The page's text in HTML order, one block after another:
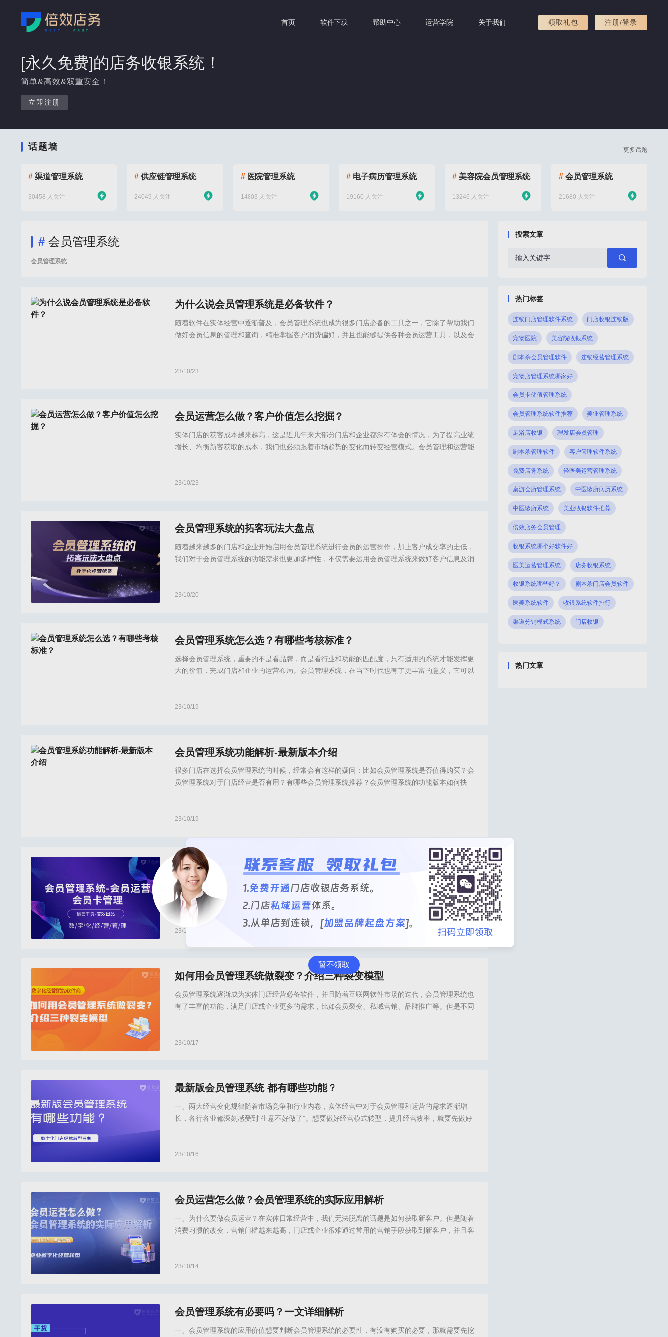
首页 软件下载 帮助中心 运营学院 关于我们 领取礼包 注册/登录
[永久免费]的店务收银系统！
简单&高效&双重安全！
立即注册
话题墙 更多话题
# 渠道管理系统
30458 人关注
# 供应链管理系统
24049 人关注
#医院管理系统
14803 人关注
#电子病历管理系统
19160 人关注
# 美容院会员管理系统
13246 人关注
#会员管理系统
21680 人关注
# 会员管理系统
会员管理系统
为什么说会员管理系统是必备软件？
随着软件在实体经营中逐渐普及，会员管理系统也成为很多门店必备的工具之一，它除了帮助我们
做好会员信息的管理和查询，精准掌握客户消费偏好，并且也能够提供各种会员运营工具，以及会
23/10/23
倍效店务官网,倍效店务,倍效店务会员系统,会员系统,会员卡系统,会员管理系统,会员管理软件,会员卡管理系统,会员系统推荐,门店会员管理系统,会员管理软件下载,门店会员卡系统,会员系统
会员运营怎么做？客户价值怎么挖掘？
实体门店的获客成本越来越高，这是近几年来大部分门店和企业都深有体会的情况，为了提高业绩
增长、均衡新客获取的成本，我们也必须跟着市场趋势的变化而转变经营模式。会员管理和运营能
23/10/23
倍效店务,倍效店务官网,倍效店务会员系统,会员管理系统,会员管理软件,会员系统,会员管理软件推荐,会员管理系统推荐,门店会员系统,门店会员管理系统,门店会员系统软件,会员卡系统,会
会员管理系统的拓客玩法大盘点
随着越来越多的门店和企业开始启用会员管理系统进行会员的运营操作，加上客户成交率的走低，
我们对于会员管理系统的功能需求也更加多样性，不仅需要运用会员管理系统来做好客户信息及消
企业和门店并不善用软件工具，比如会员管理系统怎么选择更合
23/10/20
倍效店务,倍效店务官网,倍效店务会员系统,会员管理系统,会员系统推荐,会员管理软件,会员管理系统推荐,会员管理系统软件,美容院会员管理系统,门店会员系统,会员收银系统,会员营销系
会员管理系统怎么选？有哪些考核标准？
选择会员管理系统，重要的不是看品牌，而是看行业和功能的匹配度，只有适用的系统才能发挥更
大的价值，完成门店和企业的运营布局。会员管理系统，在当下时代也有了更丰富的意义，它可以
23/10/19
会员管理系统功能解析-最新版本介绍
很多门店在选择会员管理系统的时候，经常会有这样的疑问：比如会员管理系统是否值得购买？会
员管理系统对于门店经营是否有用？有哪些会员管理系统推荐？会员管理系统的功能版本如何抉
员
23/10/19
会员管理系统-会员运营-会员卡管理
会员运营对于企业或门店经营有着重要作用，不仅可以提升经营业绩，也能够挖掘会员深度价值，
延长客户消费周期和提升复购率，做好会员运营的本质在于提高客户满意度和服务效率，具体该从
哪些方面入手？本文就从会员管理的视角进行剖析，一方面介绍会员运营优化方向，另一方面讲解
会员系统的赋能。文章较长建议点赞收藏。一、如何实现会员高效运营？会员运营我们可以从以下
这两个方向找找思路。1.提高会员满意度通过精细化的会员运
23/10/18
如何用会员管理系统做裂变？介绍三种裂变模型
会员管理系统逐渐成为实体门店经营必备软件，并且随着互联网软件市场的迭代，会员管理系统也
有了丰富的功能，满足门店或企业更多的需求，比如会员裂变、私域营销、品牌推广等。但是不同
的是运用门店/企业的产品或服务作为裂变钩子，设计特有的价
23/10/17
最新版会员管理系统 都有哪些功能？
一、两大经营变化规律随着市场竞争和行业内卷，实体经营中对于会员管理和运营的需求逐渐增
长，各行各业都深刻感受到“生意不好做了”。想要做好经营模式转型，提升经营效率，就要先做好
23/10/16
会员运营怎么做？会员管理系统的实际应用解析
一、为什么要做会员运营？在实体日常经营中，我们无法脱离的话题是如何获取新客户。但是随着
消费习惯的改变，营销门槛越来越高，门店或企业很难通过常用的营销手段获取到新客户，并且客
23/10/14
会员管理系统有必要吗？一文详细解析
一、会员管理系统的应用价值想要判断会员管理系统的必要性，有没有购买的必要，那就需要先挖
搜索文章
热门标签
连锁门店管理软件系统 门店收银连锁版
宠物医院 美容院收银系统
剧本杀会员管理软件 连锁经营管理系统
宠物店管理系统哪家好
会员卡储值管理系统
会员管理系统软件推荐 美业管理系统
足浴店收银 理发店会员管理
剧本杀管理软件 客户管理软件系统
免费店务系统 轻医美运营管理系统
桌游会所管理系统 中医诊所病历系统
中医诊所系统 美业收银软件推荐
倍效店务会员管理
收银系统哪个好软件好
医美运营管理系统 店务收银系统
收银系统哪些好？ 剧本杀门店会员软件
医美系统软件 收银系统软件排行
渠道分销模式系统 门店收银
热门文章
暂不领取